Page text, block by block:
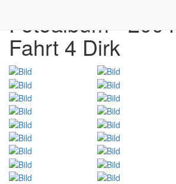
Fotoalbum - 2004
Fahrt 4 Dirk